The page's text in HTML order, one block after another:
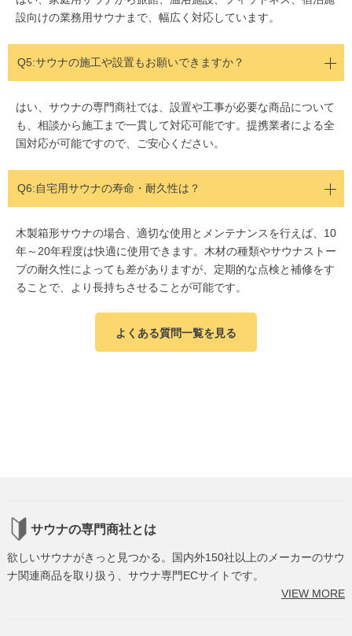
設向けの業務用サウナまで、幅広く対応しています。
Q5:サウナの施工や設置もお願いできますか？
はい、サウナの専門商社では、設置や工事が必要な商品について
も、相談から施工まで一貫して対応可能です。提携業者による全
国対応が可能ですので、ご安心ください。
Q6:自宅用サウナの寿命・耐久性は？
木製箱形サウナの場合、適切な使用とメンテナンスを行えば、10
年～20年程度は快適に使用できます。木材の種類やサウナストー
ブの耐久性によっても差がありますが、定期的な点検と補修をす
ることで、より長持ちさせることが可能です。
よくある質問一覧を見る
サウナの専門商社とは
欲しいサウナがきっと見つかる。国内外150社以上のメーカーのサウ
ナ関連商品を取り扱う、サウナ専門ECサイトです。
VIEW MORE